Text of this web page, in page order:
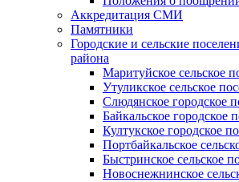
Аккредитация СМИ
Памятники
Городские и сельские
района
Маритуйское сельское
Утуликское сельское
Слюдянское городское
Байкальское городское
Култукское городское
Портбайкальское
Быстринское сельское
Новоснежнинское